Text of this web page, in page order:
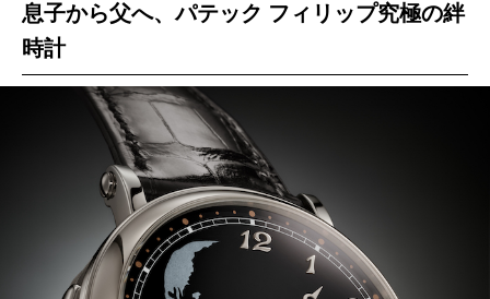
息子から父へ、パテック フィリップ究極の絆
時計